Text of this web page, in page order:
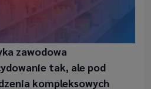
zawodowa
tak, ale pod
kompleksowych